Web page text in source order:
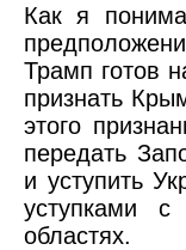
Как я
Трамп готов
признать
этого
передать
и уступить
уступками
областях.